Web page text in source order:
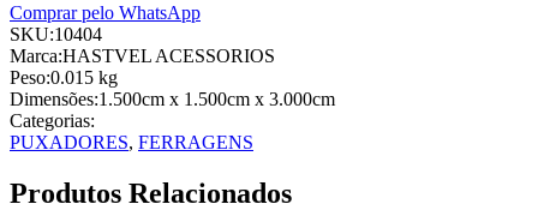
Comprar pelo WhatsApp
SKU:10404
Marca:HASTVEL ACESSORIOS
Peso:0.015 kg
Dimensões:1.500cm x 1.500cm x 3.000cm
Categorias:
PUXADORES, FERRAGENS
Produtos Relacionados